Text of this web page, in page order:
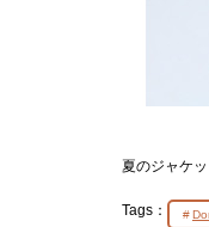
夏のジャケ
Tags：